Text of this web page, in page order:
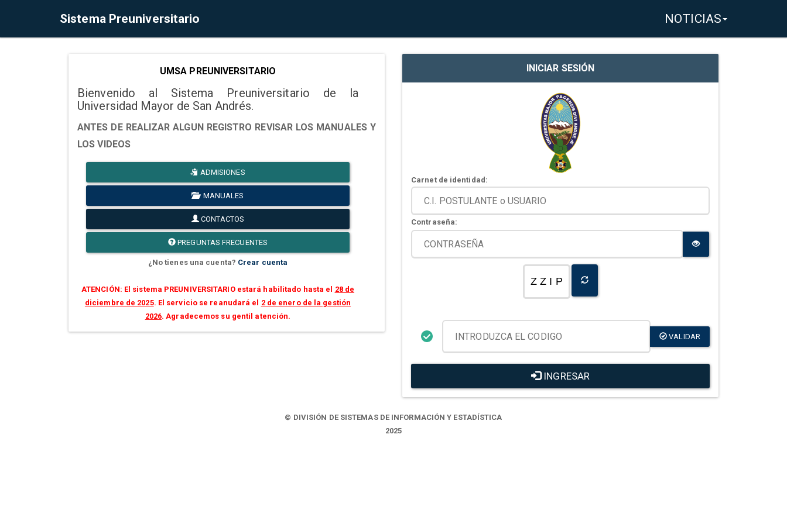
Sistema Preuniversitario NOTICIAS
UMSA PREUNIVERSITARIO
Bienvenido al Sistema Preuniversitario de la
Universidad Mayor de San Andrés.
ANTES DE REALIZAR ALGUN REGISTRO REVISAR LOS MANUALES Y
LOS VIDEOS
ADMISIONES
MANUALES
CONTACTOS
PREGUNTAS FRECUENTES
¿No tienes una cuenta? Crear cuenta
ATENCIÓN: El sistema PREUNIVERSITARIO estará habilitado hasta el 28 de
diciembre de 2025. El servicio se reanudará el 2 de enero de la gestión
2026. Agradecemos su gentil atención.
INICIAR SESIÓN
Carnet de identidad:
Contraseña:
Z Z I P
VALIDAR
INGRESAR
© DIVISIÓN DE SISTEMAS DE INFORMACIÓN Y ESTADÍSTICA
2025